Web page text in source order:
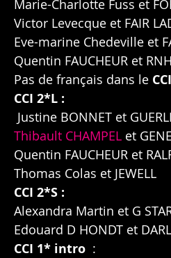
Marie-Charlotte Fuss et
Victor Levecque et FAIR
Eve-marine Chedeville et
Quentin FAUCHEUR et
Pas de français dans le
CCI 2*L :
Justine BONNET et
Thibault CHAMPEL et
Quentin FAUCHEUR et
Thomas Colas et JEWELL
CCI 2*S :
Alexandra Martin et G
Edouard D HONDT et
CCI 1* intro
  :